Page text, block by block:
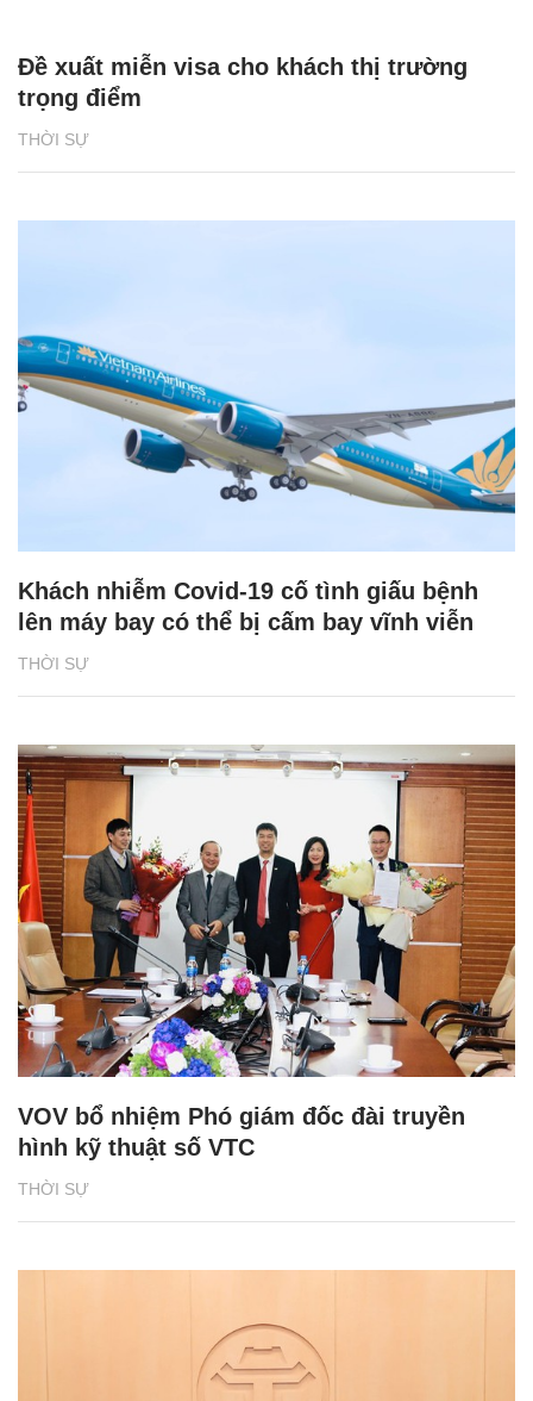
THỜI SỰ
Đề xuất miễn visa cho khách thị trường
trọng điểm
THỜI SỰ
Khách nhiễm Covid-19 cố tình giấu bệnh
lên máy bay có thể bị cấm bay vĩnh viễn
THỜI SỰ
VOV bổ nhiệm Phó giám đốc đài truyền
hình kỹ thuật số VTC